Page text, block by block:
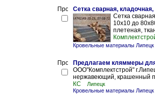
Сетка сварная,
Сетка
10х10 до
плетеная,
Кровельные материалы Липецк
Предлагаем кляммеры
ООО"Комплектстрой"
нержавеющий, крашенный
КС
Липецк
Кровельные материалы Липецк